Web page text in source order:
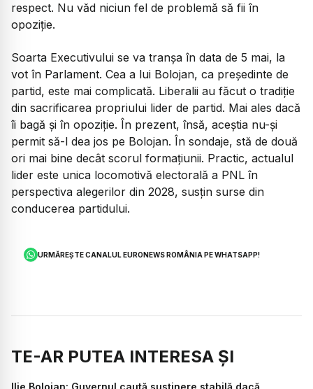
respect. Nu văd niciun fel de problemă să fii în
opoziție.
Soarta Executivului se va tranșa în data de 5 mai, la
vot în Parlament. Cea a lui Bolojan, ca președinte de
partid, este mai complicată. Liberalii au făcut o tradiție
din sacrificarea propriului lider de partid. Mai ales dacă
îi bagă și în opoziție. În prezent, însă, aceștia nu-și
permit să-l dea jos pe Bolojan. În sondaje, stă de două
ori mai bine decât scorul formațiunii. Practic, actualul
lider este unica locomotivă electorală a PNL în
perspectiva alegerilor din 2028, susțin surse din
conducerea partidului.
URMĂREȘTE CANALUL EURONEWS ROMÂNIA PE WHATSAPP!
TE-AR PUTEA INTERESA ȘI
Ilie Bolojan: Guvernul caută susținere stabilă dacă